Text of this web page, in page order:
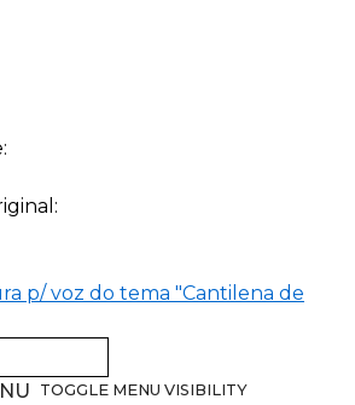
p/ voz do tema "Cantilena de
TOGGLE MENU VISIBILITY